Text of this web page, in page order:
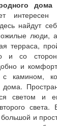
интересен
найдут
люди,
терраса,
и со
и
камином,
светом
и